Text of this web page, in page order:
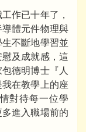
作已十年了，
體元件物理與
不斷地學習並
及成就感，這
德明博士『人
在教學上的座
對待每一位學
進入職場前的